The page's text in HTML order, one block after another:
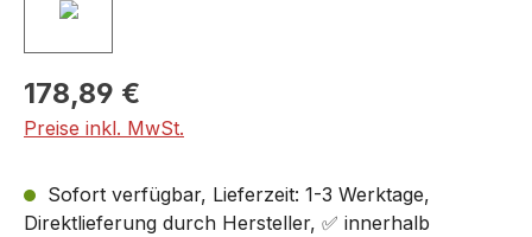
178,89 €
Preise inkl. MwSt.
Sofort verfügbar, Lieferzeit: 1-3 Werktage,
Direktlieferung durch Hersteller, ✅ innerhalb